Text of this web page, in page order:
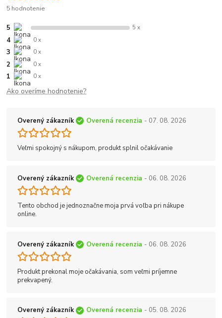
5 hodnotenie
5 5 x
4 0 x
3 0 x
2 0 x
1 0 x
Ako overíme hodnotenie?
Overený zákazník Overená recenzia - 07. 08. 2026
Veľmi spokojný s nákupom, produkt splnil očakávanie
Overený zákazník Overená recenzia - 06. 08. 2026
Tento obchod je jednoznačne moja prvá voľba pri nákupe
online.
Overený zákazník Overená recenzia - 06. 08. 2026
Produkt prekonal moje očakávania, som veľmi príjemne
prekvapený.
Overený zákazník Overená recenzia - 05. 08. 2026